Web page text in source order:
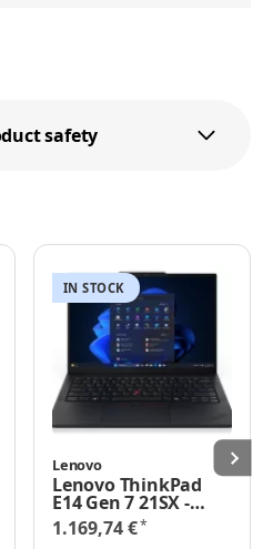
safety
IN STOCK
Lenovo
Lenovo ThinkPad
E14 Gen 7 21SX -
180°-
Scharnierdesign -
1.169,74 €*